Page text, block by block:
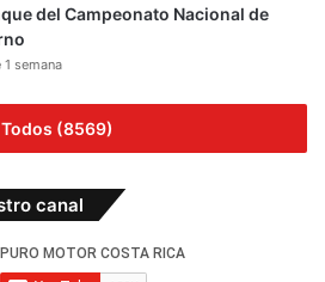
del Campeonato Nacional de
1 semana
Todos (8569)
canal